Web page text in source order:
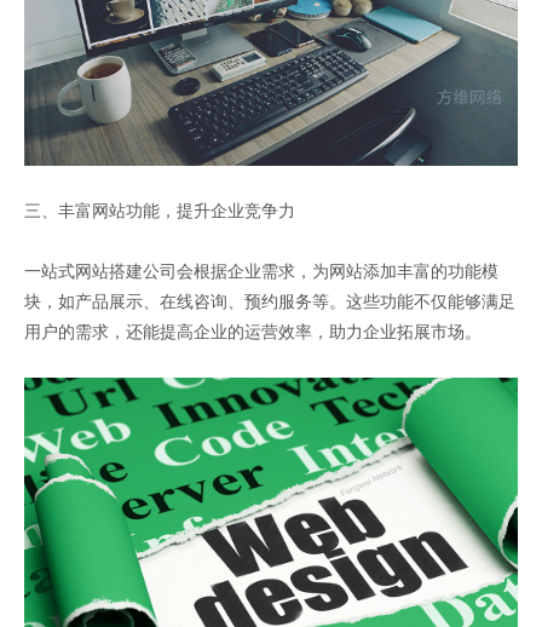
三、丰富网站功能，提升企业竞争力
一站式网站搭建公司会根据企业需求，为网站添加丰富的功能模
块，如产品展示、在线咨询、预约服务等。这些功能不仅能够满足
用户的需求，还能提高企业的运营效率，助力企业拓展市场。